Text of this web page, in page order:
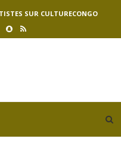
SUR CULTURECONGO